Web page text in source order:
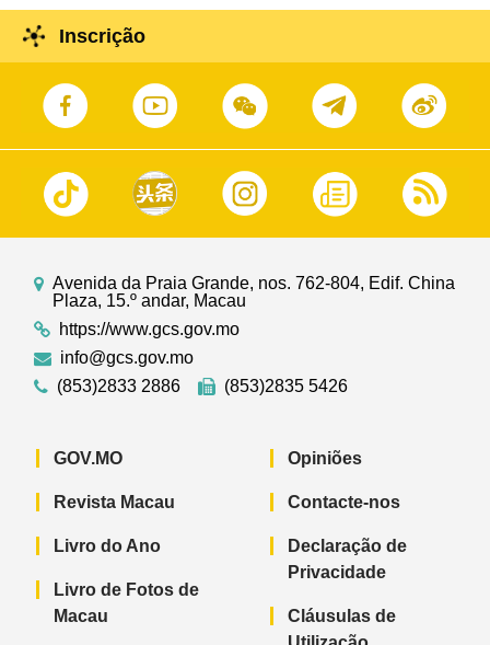
Inscrição
Avenida da Praia Grande, nos. 762-804, Edif. China
Plaza, 15.º andar, Macau
https://www.gcs.gov.mo
info@gcs.gov.mo
(853)2833 2886
(853)2835 5426
GOV.MO
Revista Macau
Livro do Ano
Livro de Fotos de
Macau
Opiniões
Contacte-nos
Declaração de
Privacidade
Cláusulas de